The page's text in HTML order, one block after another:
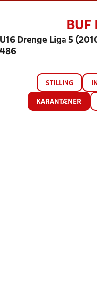
BUF
U16 Drenge Liga 5
486
STILLING
KARANTÆNER